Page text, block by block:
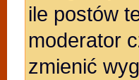
ile postów
moderator
zmienić